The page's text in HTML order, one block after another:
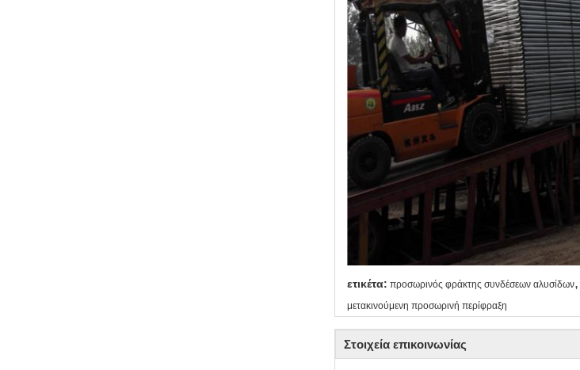
ετικέτα: προσωρινός φράκτης συνδέσεων αλυσίδων,
μετακινούμενη προσωρινή περίφραξη
Στοιχεία επικοινωνίας